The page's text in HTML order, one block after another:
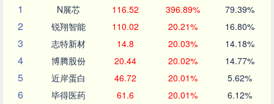
1
N展芯 116.52 396.89% 79.39%
2 锐翔智能 110.02 20.21% 16.80%
3 志特新材 14.8 20.03% 14.18%
4 博腾股份 20.44 20.02% 14.77%
5 近岸蛋白 46.72 20.01% 5.62%
6 毕得医药 61.6 20.01% 6.12%